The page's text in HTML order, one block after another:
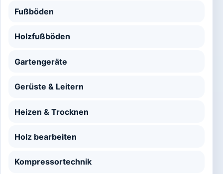
Fußböden
Holzfußböden
Gartengeräte
Gerüste & Leitern
Heizen & Trocknen
Holz bearbeiten
Kompressortechnik